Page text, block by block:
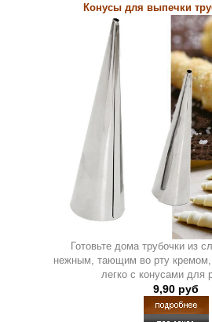
Конусы для выпечки
Готовьте дома трубочки из
нежным, тающим во рту кремом,
легко с конусами для
9,90 руб